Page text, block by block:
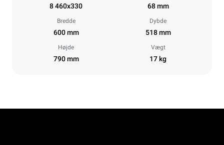
8 460x330 68 mm
Bredde
600 mm
Dybde
518 mm
Højde
790 mm
Vægt
17 kg